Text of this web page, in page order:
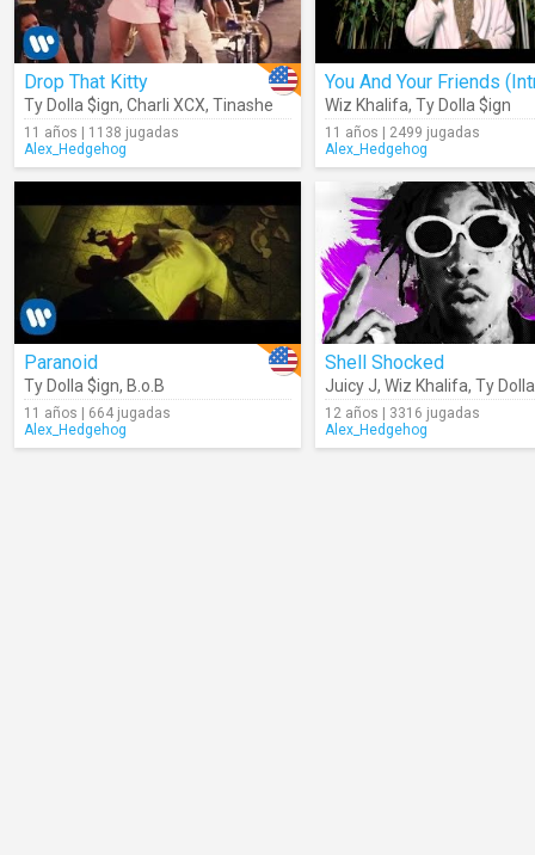
Drop That Kitty
Ty Dolla $ign, Charli XCX, Tinashe
11 años | 1138 jugadas
Alex_Hedgehog
Wiz Khalifa, Ty Dolla $ign
11 años | 2499 jugadas
Alex_Hedgehog
Paranoid
Ty Dolla $ign, B.o.B
11 años | 664 jugadas
Alex_Hedgehog
Shell Shocked
Juicy J, Wiz Khalifa, Ty
12 años | 3316 jugadas
Alex_Hedgehog